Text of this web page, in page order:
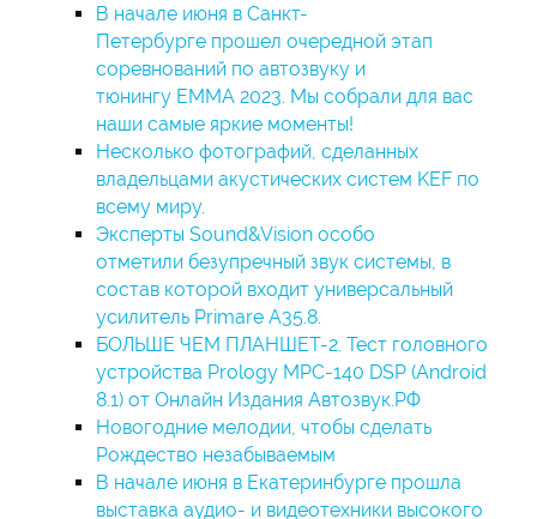
В начале июня в Санкт-
Петербурге прошел очередной этап
соревнований по автозвуку и
тюнингу EMMA 2023. Мы собрали для вас
наши самые яркие моменты!
Несколько фотографий, сделанных
владельцами акустических систем KEF по
всему миру.
Эксперты Sound&Vision особо
отметили безупречный звук системы, в
состав которой входит универсальный
усилитель Primare A35.8.
БОЛЬШЕ ЧЕМ ПЛАНШЕТ-2. Тест головного
устройства Prology MPC-140 DSP (Android
8.1) от Онлайн Издания Автозвук.РФ
Новогодние мелодии, чтобы сделать
Рождество незабываемым
В начале июня в Екатеринбурге прошла
выставка аудио- и видеотехники высокого